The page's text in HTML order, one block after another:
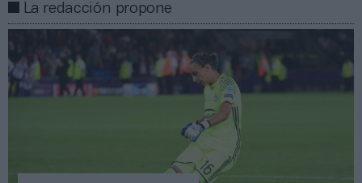
La redacción propone